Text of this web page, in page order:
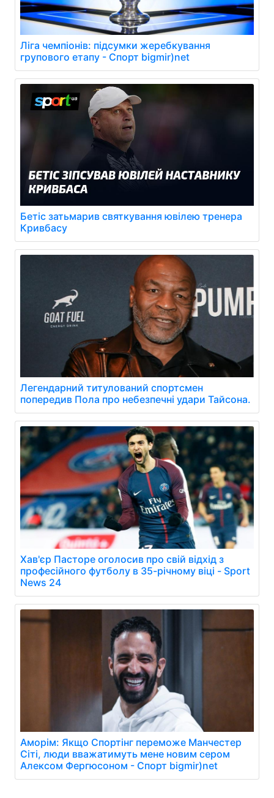
Ліга чемпіонів: підсумки жеребкування
групового етапу - Спорт bigmir)net
Бетіс затьмарив святкування ювілею тренера
Кривбасу
Легендарний титулований спортсмен
попередив Пола про небезпечні удари Тайсона.
Хав'єр Пасторе оголосив про свій відхід з
професійного футболу в 35-річному віці - Sport
News 24
Аморім: Якщо Спортінг переможе Манчестер
Сіті, люди вважатимуть мене новим сером
Алексом Фергюсоном - Спорт bigmir)net